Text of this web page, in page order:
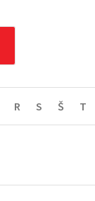
R S Š T